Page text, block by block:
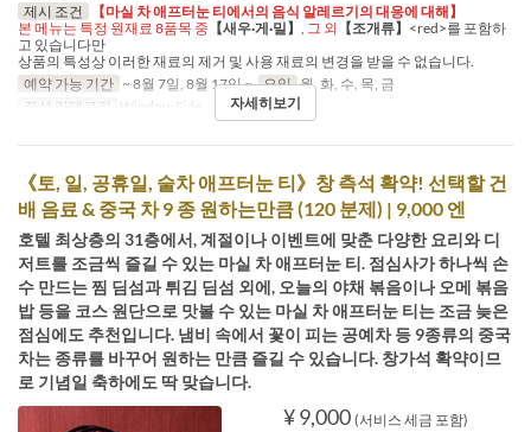
제시 조건
【마실 차 애프터눈 티에서의 음식 알레르기의 대응에 대해】
본 메뉴는 특정 원재료 8품목 중 【새우·게·밀】 , 그 외 【조개류】 <red>를 포함하
고 있습니다만
상품의 특성상 이러한 재료의 제거 및 사용 재료의 변경을 받을 수 없습니다.
예약 가능 기간 ~ 8월 7일, 8월 17일 ~ 요일 월, 화, 수, 목, 금
좌석 카테고리 Window Side 자세히보기
《토, 일, 공휴일, 술차 애프터눈 티》창 측석 확약! 선택할 건
배 음료 & 중국 차 9 종 원하는만큼 (120 분제) | 9,000 엔
호텔 최상층의 31층에서, 계절이나 이벤트에 맞춘 다양한 요리와 디
저트를 조금씩 즐길 수 있는 마실 차 애프터눈 티. 점심사가 하나씩 손
수 만드는 찜 딤섬과 튀김 딤섬 외에, 오늘의 야채 볶음이나 오메 볶음
밥 등을 코스 원단으로 맛볼 수 있는 마실 차 애프터눈 티는 조금 늦은
점심에도 추천입니다. 냄비 속에서 꽃이 피는 공예차 등 9종류의 중국
차는 종류를 바꾸어 원하는 만큼 즐길 수 있습니다. 창가석 확약이므
로 기념일 축하에도 딱 맞습니다.
¥ 9,000 (서비스 세금 포함)